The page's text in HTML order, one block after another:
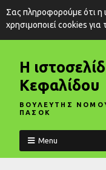
Η
Κεφαλίδου
ΒΟΥΛΕΥΤΗΣ
ΠΑΣΟΚ
Menu
Σας πληροφορούμε ότι η
χρησιμοποιεί cookies για